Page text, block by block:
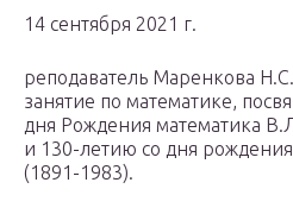
14 сентября 2021 г.
реподаватель Маренкова
занятие по математике,
дня Рождения математика
и 130-летию со дня
(1891-1983).